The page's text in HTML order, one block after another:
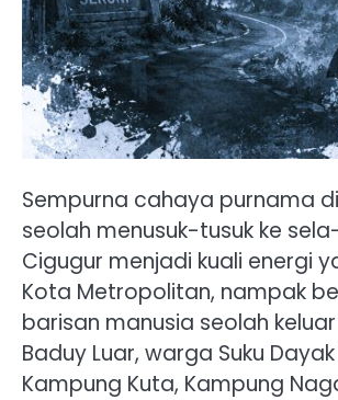
Sempurna cahaya purnama
seolah menusuk-tusuk ke
Cigugur menjadi kuali energi
Kota Metropolitan, nampak
barisan manusia seolah
Baduy Luar, warga Suku
Kampung Kuta, Kampung